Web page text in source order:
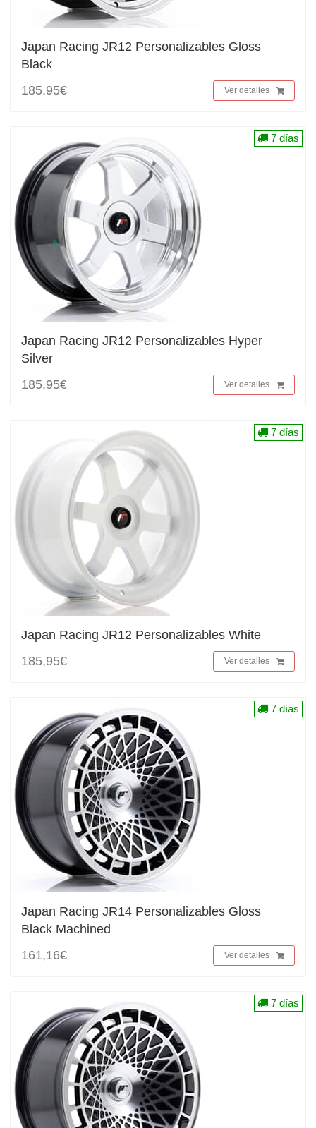
Japan Racing JR12 Personalizables Gloss
Black
185,95€
Ver detalles
Japan Racing JR12 Personalizables Hyper
Silver
185,95€
Ver detalles
7 días
Japan Racing JR12 Personalizables White
185,95€
Ver detalles
7 días
Japan Racing JR14 Personalizables Gloss
Black Machined
161,16€
Ver detalles
7 días
7 días